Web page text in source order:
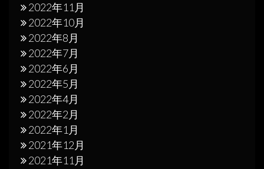
2022年11月
2022年10月
2022年8月
2022年7月
2022年6月
2022年5月
2022年4月
2022年2月
2022年1月
2021年12月
2021年11月